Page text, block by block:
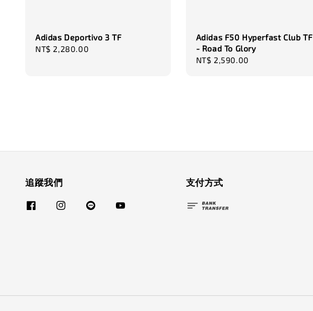
Adidas Deportivo 3 TF
Regular
NT$ 2,280.00
Adidas F50 Hyperfast Club TF
- Road To Glory
Regular
NT$ 2,590.00
追蹤我們 支付方式